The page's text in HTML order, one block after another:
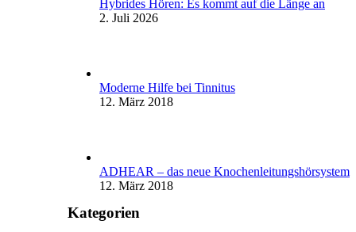
Hybrides Hören: Es kommt auf die Länge an
2. Juli 2026
Moderne Hilfe bei Tinnitus
12. März 2018
ADHEAR – das neue Knochenleitungshörsystem
12. März 2018
Kategorien